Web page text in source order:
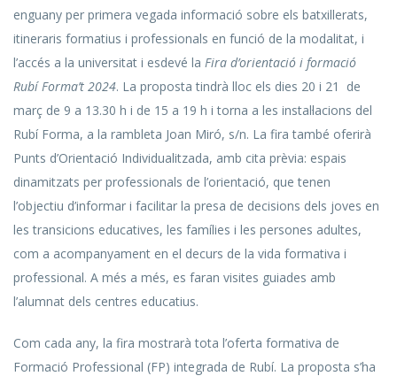
enguany per primera vegada informació sobre els batxillerats,
itineraris formatius i professionals en funció de la modalitat, i
l’accés a la universitat i esdevé la Fira d’orientació i formació
Rubí Forma’t 2024. La proposta tindrà lloc els dies 20 i 21 de
març de 9 a 13.30 h i de 15 a 19 h i torna a les instal·lacions del
Rubí Forma, a la rambleta Joan Miró, s/n. La fira també oferirà
Punts d’Orientació Individualitzada, amb cita prèvia: espais
dinamitzats per professionals de l’orientació, que tenen
l’objectiu d’informar i facilitar la presa de decisions dels joves en
les transicions educatives, les famílies i les persones adultes,
com a acompanyament en el decurs de la vida formativa i
professional. A més a més, es faran visites guiades amb
l’alumnat dels centres educatius.
Com cada any, la fira mostrarà tota l’oferta formativa de
Formació Professional (FP) integrada de Rubí. La proposta s’ha